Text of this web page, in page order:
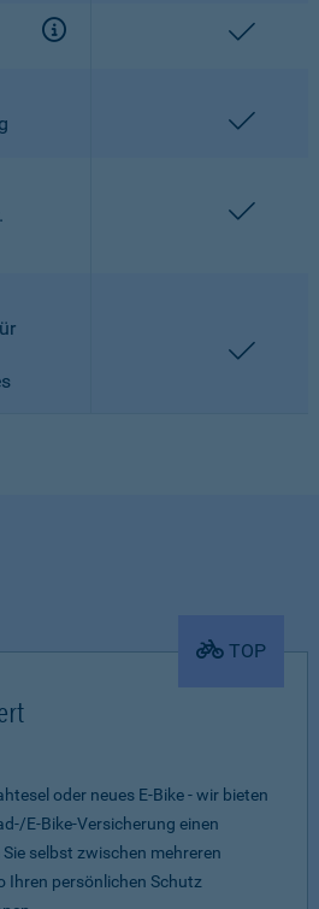
TOP
oder neues E-Bike - wir bieten
E-Bike-Versicherung einen
selbst zwischen mehreren
Ihren persönlichen Schutz